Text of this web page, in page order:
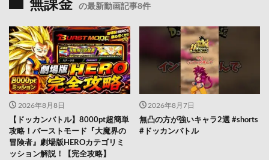
の最新動画記事8件
2026年8月8日
【ドッカンバトル】8000pt超簡単
攻略！バーストモード『大魔界の
冒険者』劇場版HEROカテゴリミ
ッション解説！【完全攻略】
2026年8月7日
無凸の方が強いキャラ2選 #shorts
#ドッカンバトル